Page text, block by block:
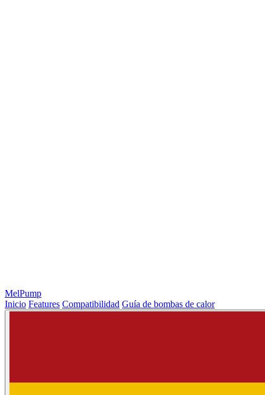
MelPump
Inicio Features Compatibilidad Guía de bombas de calor